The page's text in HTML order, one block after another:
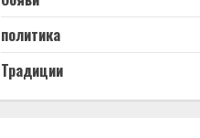
политика
Традиции